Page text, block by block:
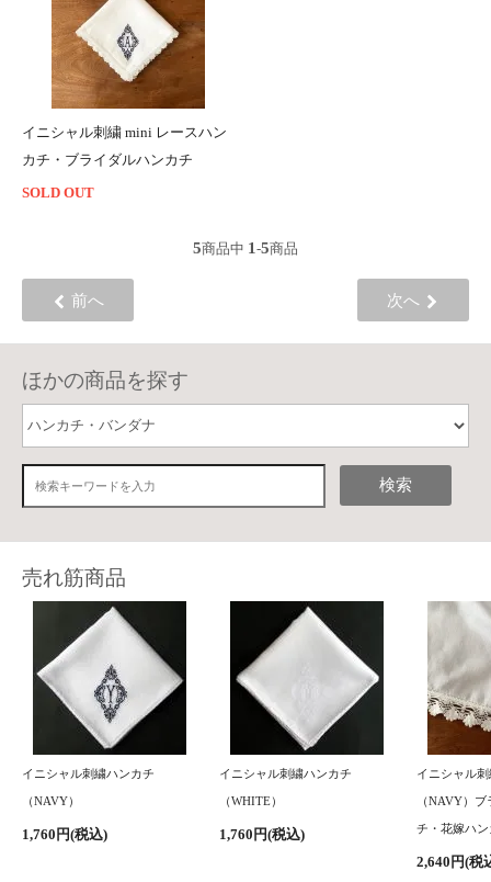
イニシャル刺繍 mini レースハン
カチ・ブライダルハンカチ
SOLD OUT
5商品中 1 -5商品
前へ 次へ
ほかの商品を探す
検索
売れ筋商品
イニシャル刺繍ハンカチ
（NAVY）
1,760円(税込)
イニシャル刺繍ハンカチ
（WHITE）
1,760円(税込)
イニシャル
（NAVY）
チ・花嫁ハン
2,640円(税